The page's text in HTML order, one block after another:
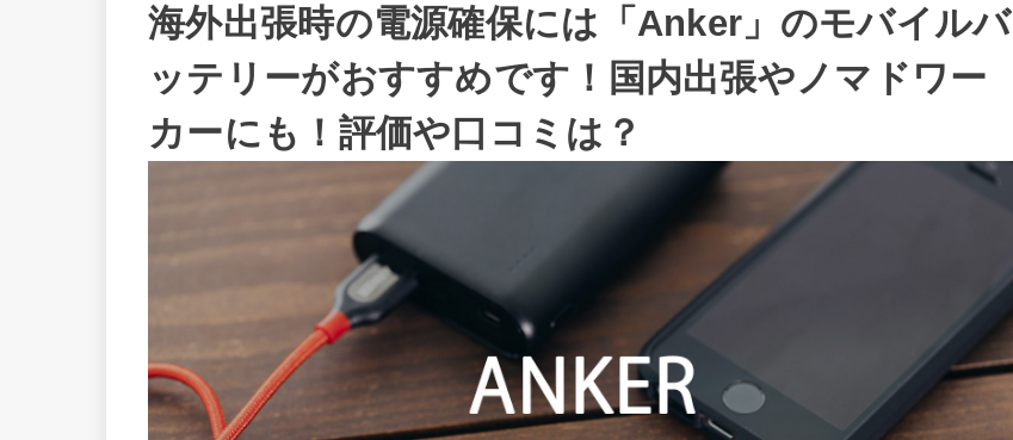
海外出張時の電源確保には「Anker」のモバイルバ
ッテリーがおすすめです！国内出張やノマドワー
カーにも！評価や口コミは？